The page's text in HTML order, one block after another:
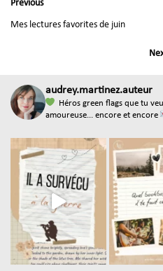
Previous
Mes lectures favorites de juin
audrey.martinez.auteur
Héros green flags que tu
amoureuse... encore et encore